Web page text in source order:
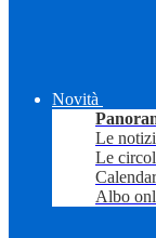
Novità
Le
Le
Albo